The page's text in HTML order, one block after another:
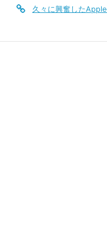
久々に興奮した